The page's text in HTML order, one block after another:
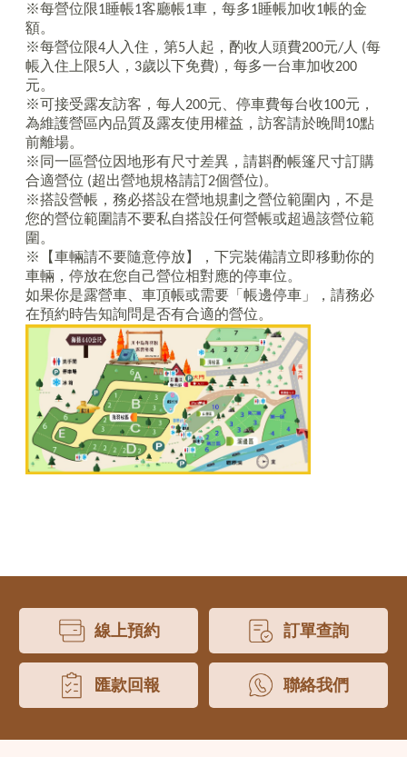
※每營位限1睡帳1客廳帳1車，每多1睡帳加收1帳的金
額。
※每營位限4人入住，第5人起，酌收人頭費200元/人 (每
帳入住上限5人， 3歲以下免費) ，每多一台車加收200
元。
※可接受露友訪客，每人200元、停車費每台收100元，
為維護營區內品質及露友使用權益，訪客請於晚間10點
前離場。
※同一區營位因地形有尺寸差異，請斟酌帳篷尺寸訂購
合適營位 (超出營地規格請訂 2個營位)。
※搭設營帳，務必搭設在營地規劃之營位範圍內，不是
您的營位範圍請不要私自搭設任何營帳或超過該營位範
圍。
※【車輛請不要隨意停放】，下完裝備請立即移動你的
車輛，停放在您自己營位相對應的停車位。
如果你是露營車、車頂帳或需要「帳邊停車」，請務必
在預約時告知詢問是否有合適的營位。
線上預約 訂單查詢
匯款回報 聯絡我們